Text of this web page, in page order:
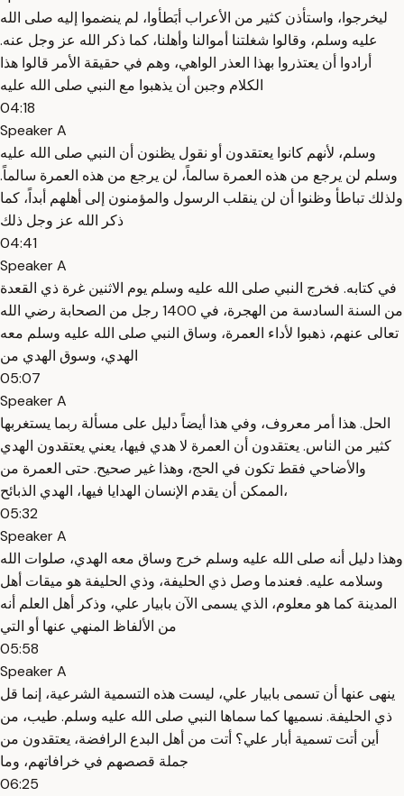
ليخرجوا، واستأذن كثير من الأعراب أبَطأوا، لم ينضموا إليه صلى الله
عليه وسلم، وقالوا شغلتنا أموالنا وأهلنا، كما ذكر الله عز وجل عنه.
أرادوا أن يعتذروا بهذا العذر الواهي، وهم في حقيقة الأمر قالوا هذا
الكلام وجبن أن يذهبوا مع النبي صلى الله عليه
04:18
Speaker A
وسلم، لأنهم كانوا يعتقدون أو نقول يظنون أن النبي صلى الله عليه
وسلم لن يرجع من هذه العمرة سالماً، لن يرجع من هذه العمرة سالماً.
ولذلك تباطأ وظنوا أن لن ينقلب الرسول والمؤمنون إلى أهلهم أبداً، كما
ذكر الله عز وجل ذلك
04:41
Speaker A
في كتابه. فخرج النبي صلى الله عليه وسلم يوم الاثنين غرة ذي القعدة
من السنة السادسة من الهجرة، في 1400 رجل من الصحابة رضي الله
تعالى عنهم، ذهبوا لأداء العمرة، وساق النبي صلى الله عليه وسلم معه
الهدي، وسوق الهدي من
05:07
Speaker A
الحل. هذا أمر معروف، وفي هذا أيضاً دليل على مسألة ربما يستغربها
كثير من الناس. يعتقدون أن العمرة لا هدي فيها، يعني يعتقدون الهدي
والأضاحي فقط تكون في الحج، وهذا غير صحيح. حتى العمرة من
الممكن أن يقدم الإنسان الهدايا فيها، الهدي الذبائح،
05:32
Speaker A
وهذا دليل أنه صلى الله عليه وسلم خرج وساق معه الهدي، صلوات الله
وسلامه عليه. فعندما وصل ذي الحليفة، وذي الحليفة هو ميقات أهل
المدينة كما هو معلوم، الذي يسمى الآن بابيار علي، وذكر أهل العلم أنه
من الألفاظ المنهي عنها أو التي
05:58
Speaker A
ينهى عنها أن تسمى بابيار علي، ليست هذه التسمية الشرعية، إنما قل
ذي الحليفة. نسميها كما سماها النبي صلى الله عليه وسلم. طيب، من
أين أتت تسمية أبار علي؟ أتت من أهل البدع الرافضة، يعتقدون من
جملة قصصهم في خرافاتهم، وما
06:25